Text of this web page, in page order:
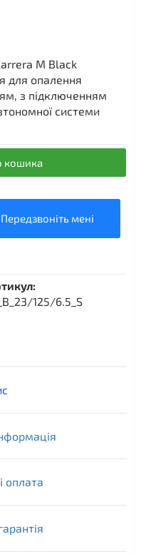
M Black
для опалення
з підключенням
системи
кошика
Передзвоніть мені
125/6.5_S
оплата